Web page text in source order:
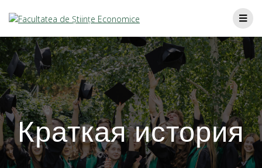
Краткая история